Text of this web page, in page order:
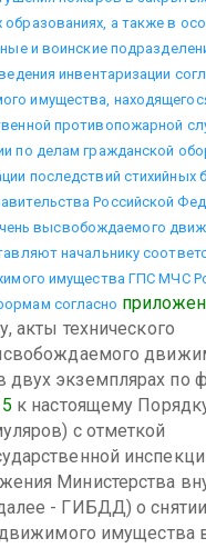
а также в
и воинские
инвентаризации
имущества,
противопожарной
по делам гражданской
последствий стихийных
Российской
высвобождаемого
начальнику
имущества ГПС МЧС
согласно
акты технического
экземплярах по
к настоящему
с отметкой
Министерства
- ГИБДД) о
движимого имущества